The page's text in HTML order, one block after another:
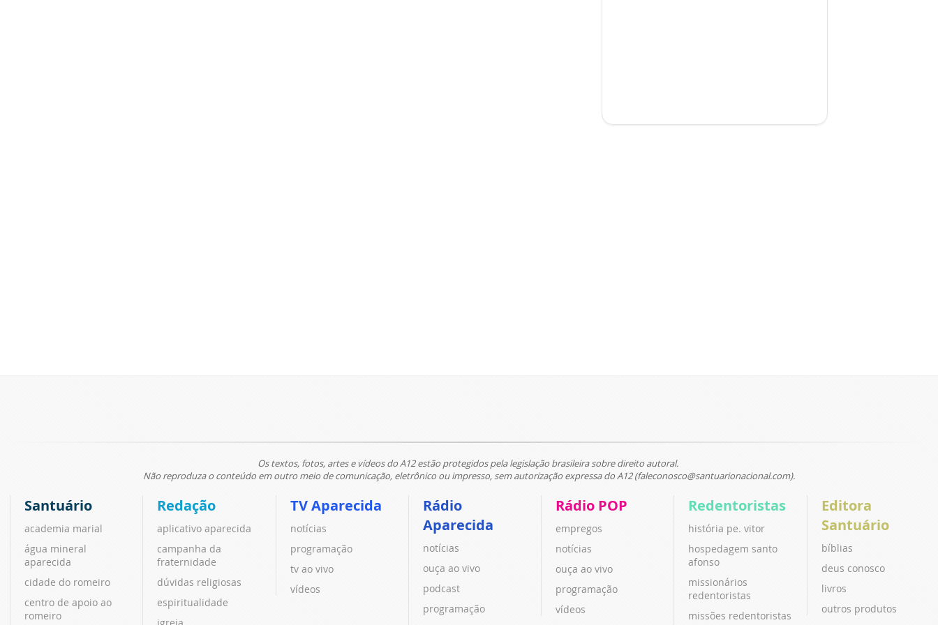
Os textos, fotos, artes e vídeos do A12 estão protegidos pela legislação brasileira sobre direito autoral.
Não reproduza o conteúdo em outro meio de comunicação, eletrônico ou impresso, sem autorização expressa do A12 (faleconosco@santuarionacional.com).
Santuário
academia marial
água mineral
aparecida
cidade do romeiro
centro de apoio ao
romeiro
Redação
aplicativo aparecida
campanha da
fraternidade
dúvidas religiosas
espiritualidade
igreja
TV Aparecida
notícias
programação
tv ao vivo
vídeos
Rádio
Aparecida
notícias
ouça ao vivo
podcast
programação
Rádio POP
empregos
notícias
ouça ao vivo
programação
vídeos
Redentoristas
história pe. vitor
hospedagem santo
afonso
missionários
redentoristas
missões redentoristas
Editora
Santuário
bíblias
deus conosco
livros
outros produtos